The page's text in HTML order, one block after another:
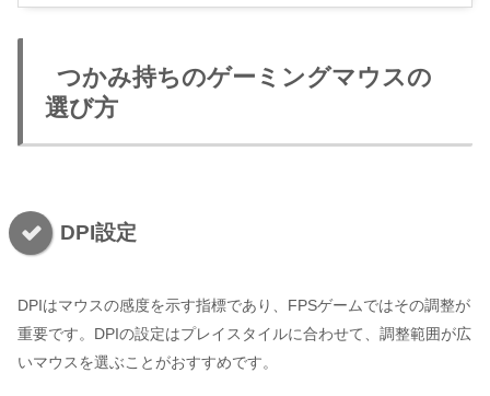
つかみ持ちのゲーミングマウスの
選び方
DPI設定
DPIはマウスの感度を示す指標であり、FPSゲームではその調整が
重要です。DPIの設定はプレイスタイルに合わせて、調整範囲が広
いマウスを選ぶことがおすすめです。